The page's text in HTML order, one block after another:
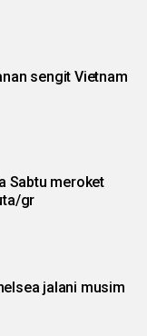
sengit Vietnam
Sabtu meroket
gr
jalani musim